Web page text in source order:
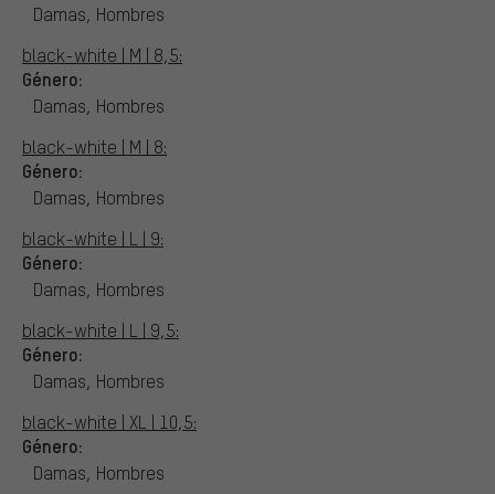
Damas, Hombres
black-white | M | 8,5:
Género:
Damas, Hombres
black-white | M | 8:
Género:
Damas, Hombres
black-white | L | 9:
Género:
Damas, Hombres
black-white | L | 9,5:
Género:
Damas, Hombres
black-white | XL | 10,5:
Género:
Damas, Hombres